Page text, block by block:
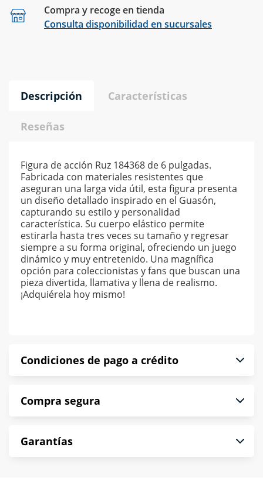
Compra y recoge en tienda
Consulta disponibilidad en sucursales
Descripción Características
Reseñas
Figura de acción Ruz 184368 de 6 pulgadas.
Fabricada con materiales resistentes que
aseguran una larga vida útil, esta figura presenta
un diseño detallado inspirado en el Guasón,
capturando su estilo y personalidad
característica. Su cuerpo elástico permite
estirarla hasta tres veces su tamaño y regresar
siempre a su forma original, ofreciendo un juego
dinámico y muy entretenido. Una magnífica
opción para coleccionistas y fans que buscan una
pieza divertida, llamativa y llena de realismo.
¡Adquiérela hoy mismo!
Condiciones de pago a crédito
puntualmente. Al finalizar tu compra generas el
*Sujeto a aprobación de crédito conforme a
norma de Muebles América.
Compra segura
compra es segura de principio a fin.
Garantías